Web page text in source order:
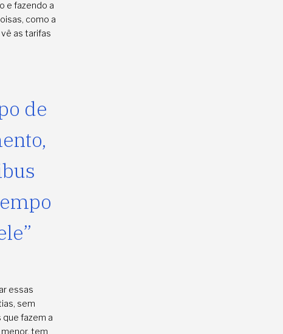
e fazendo a
como a
as tarifas
de
essas
sem
fazem a
tem